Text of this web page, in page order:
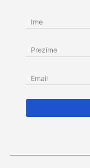
Ime
Prezime
Email